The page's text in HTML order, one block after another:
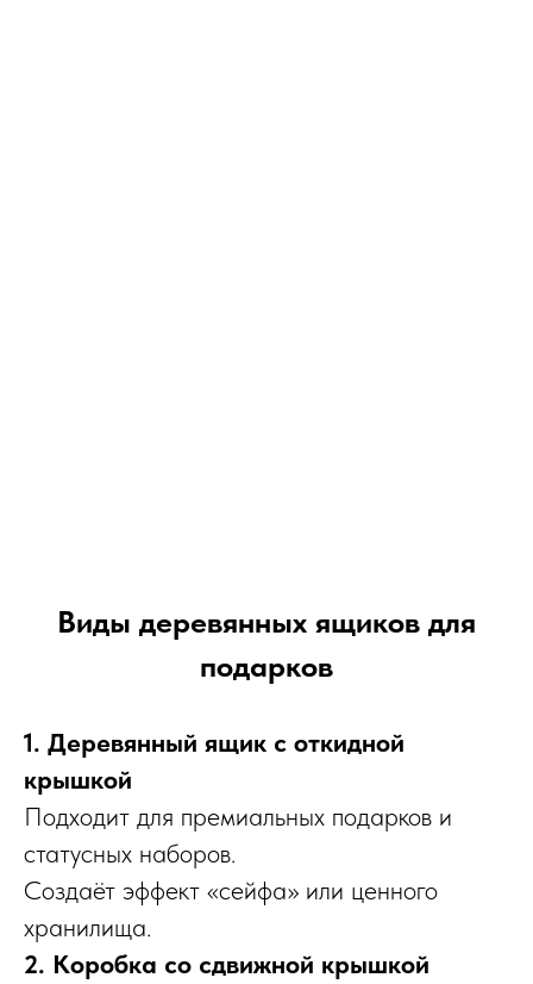
Виды деревянных ящиков для
подарков
1. Деревянный ящик с откидной
крышкой
Подходит для премиальных подарков и
статусных наборов.
Создаёт эффект «сейфа» или ценного
хранилища.
2. Коробка со сдвижной крышкой